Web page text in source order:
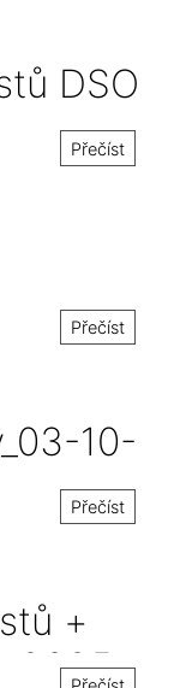
DSO
Přečíst
Přečíst
10-
Přečíst
+